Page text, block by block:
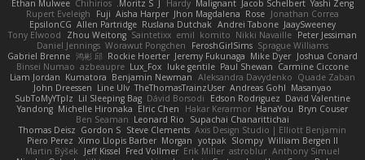
Yashi Zeng
Jacob Schelbert
Malignant
Hardy
J
Moritz S.
Chihirios
Ethan Mulwee
Jonathan Correa
Rose
Jhon Magdalena
Aisha Harper
Fuji
Rupert Eveleigh
JaaySweeney
Andrei Tabone
Ruslana Dutchak
Allen Partridge
EpsilonCG
Peter Jessiman
Nikki Navaille
komito
emil
Saintetixx
Zhou Weitong
Tony Elwood
Sprague Williams
FeroshGirlSims
Worawut Pongchen
Daniel Jennings
Joshua Conard
Mike Dyer
Jeremy Fukunaga
Rockie Hoerter
鸿彬 邱
Gabriel Brenne
Carmine Ciccone
Paul Shewan
luke gentile
Lux_Fox
azbeaupre
Binsei Numao
Quade Zaban
Aleksandra Davydenko
Benjamin Newman
Kumatora
Liam Jordan
Masanyao
Andreas Gohl
TheThomasTrainzUser
Line Ulv
John Dreessen
David Valentine
Edson Rodriguez
Dávid Borsodi
Lil Sleeping Bag
SubToMyYTplz
Bryn Couser
HanaYou
Hakar Kerarmor
Elric Chen
Michelle Hironaka
Yandong
Supachai Chanarittichai
Leonard Rio
Ben Seaman
Axis Design Studio | Elliott Benjamin
Steve Clements
Gordon S
Thomas Deisz
William Bergen II
Slompy
yotpak
Morgan
Ximo Llopis Barber
Piero Perez
Anthony Simuel
astroblur
Erik Miller
Fred Vollmer
Jeff Kissel
Martin Býšek